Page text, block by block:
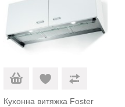
Кухонна витяжка Foster